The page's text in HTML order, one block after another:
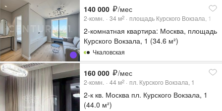
140 000 /мес
2-комн. 34 м2 площадь Курского Вокзала, 1
2-комнатная квартира: Москва, площадь
Курского Вокзала, 1 (34.6 м²)
Чкаловская
160 000 /мес
2-комн. 44 м2 пл. Курского Вокзала, 1
2-к кв. Москва пл. Курского Вокзала, 1
(44.0 м²)